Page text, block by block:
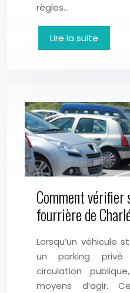
règles…
Lire la suite
Comment vérifier
fourrière de
Lorsqu’un véhicule
un parking
circulation
moyens d’agir.